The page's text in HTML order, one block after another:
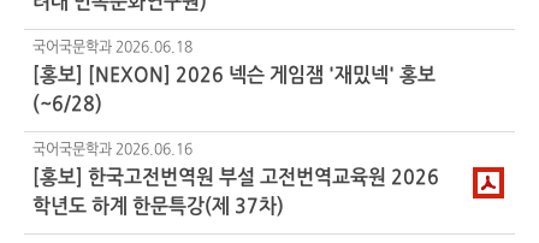
국어국문학과 2026.06.18
[홍보] [NEXON] 2026 넥슨 게임잼 '재밌넥' 홍보
(~6/28)
국어국문학과 2026.06.16
[홍보] 한국고전번역원 부설 고전번역교육원 2026
학년도 하계 한문특강(제 37차)